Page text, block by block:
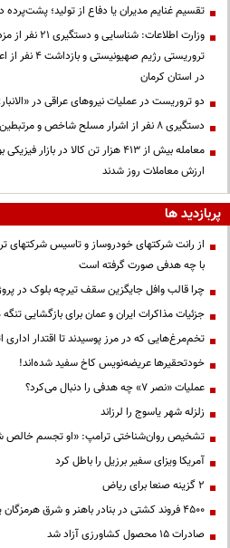
تقسیم غنایم مدیران یا دفاع از تولید؛
وزارت اطلاعات:
تروریستی
در استان کرمان
دو تروریست در عملیات نیروهای عراقی در
دستگیری ۸ نفر از اشرار مسلح شاخص و مرتبطین گروهک‌های تروریستی
معامله بیش از ۴۱۳ هزار تن کالا در
ارزش معاملات روز شدند
پربازدید ها
از رانت‌ شرکتهای خودروساز و تاسیس شرکتهای
با چه هدفی صورت گرفته است
چرا قالب وافل جایگزین سقف تیرچه بلوک در
جزئیات مذاکرات ایران و عمان برای بازگشایی
تخم‌مرغ‌هایی که در مرز پوسیدند تا اقتدار اداری
خودتحقیرها عریضه‌نویس کاخ سفید شده‌اند!
عملیات «نصر ۷» چه هدفی را دنبال می‌کرد؟
زلزله شهر یاسوج را لرزاند
تشخیص روان‌شناختی ترامپ: «او تجسم خالص
آمریکا ویزای سفیر برزیل را باطل کرد
۲ گزینه صنعا برای ریاض
۴۵۰۰ فروند کشتی در بنادر باهنر و شرق هرمزگان پهلو گرفتند
صادرات ۱۵ محصول کشاورزی آزاد شد